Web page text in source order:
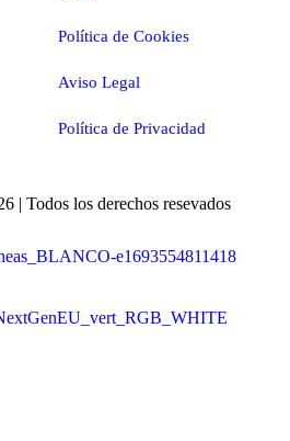
Política de Cookies
Aviso Legal
Política de Privacidad
| Todos los derechos resevados